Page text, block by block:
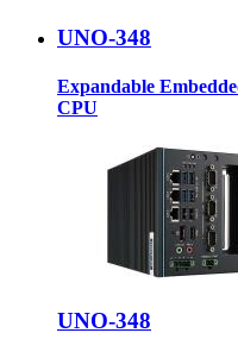
UNO-348
Expandable
CPU
UNO-348